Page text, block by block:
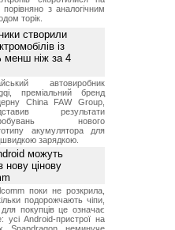
порівняно з аналогічним
торік.
створили
із
менш ніж за 4
автовиробник
преміальний бренд
China FAW Group,
результати
нового
акумулятора для
зарядкою.
можуть
нову цінову
поки не розкрила,
подорожчають чіпи,
покупців це означає
усі Android-пристрої на